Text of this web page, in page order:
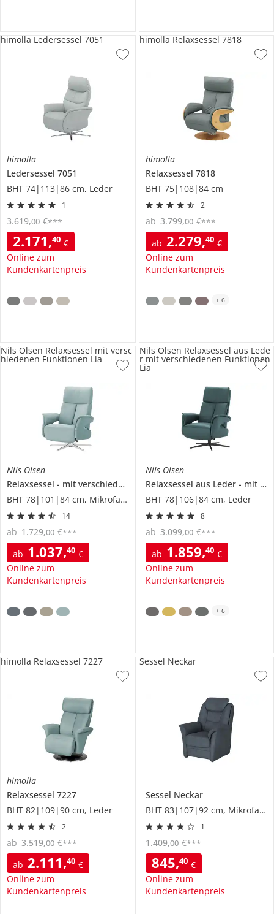
himolla
Ledersessel 7051
BHT 74|113|86 cm, Leder
1
2.171,40 €
Online zum
Kundenkartenpreis
3.619,00 €***
himolla Ledersessel 7051
himolla
Relaxsessel 7818
BHT 75|108|84 cm
2
ab 2.279,40 €
Online zum
Kundenkartenpreis
ab 3.799,00 €***
himolla Relaxsessel 7818
+ 6
Nils Olsen
Relaxsessel
mit verschiedenen Funktionen
Lia
BHT 78|101|84 cm, Mikrofaser
14
ab 1.037,40 €
Online zum
Kundenkartenpreis
ab 1.729,00 €***
Nils Olsen Relaxsessel mit versc
hiedenen Funktionen Lia
Nils Olsen
Relaxsessel aus Leder
mit verschiedenen Funktionen
BHT 78|106|84 cm, Leder
8
ab 1.859,40 €
Online zum
Kundenkartenpreis
ab 3.099,00 €***
Nils Olsen Relaxsessel aus Lede
r mit verschiedenen Funktionen
Lia
+ 6
himolla
Relaxsessel 7227
BHT 82|109|90 cm, Leder
2
ab 2.111,40 €
Online zum
Kundenkartenpreis
ab 3.519,00 €***
himolla Relaxsessel 7227
Sessel Neckar
BHT 83|107|92 cm, Mikrofaser
1
845,40 €
Online zum
Kundenkartenpreis
1.409,00 €***
Sessel Neckar